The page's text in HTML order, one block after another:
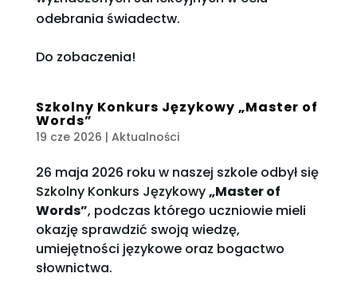
odebrania świadectw.
Do zobaczenia!
Szkolny Konkurs Językowy „Master of
Words”
19 cze 2026 | Aktualności
26 maja 2026 roku w naszej szkole odbył się
Szkolny Konkurs Językowy„Master of
Words”, podczas którego uczniowie mieli
okazję sprawdzić swoją wiedzę,
umiejętności językowe oraz bogactwo
słownictwa.